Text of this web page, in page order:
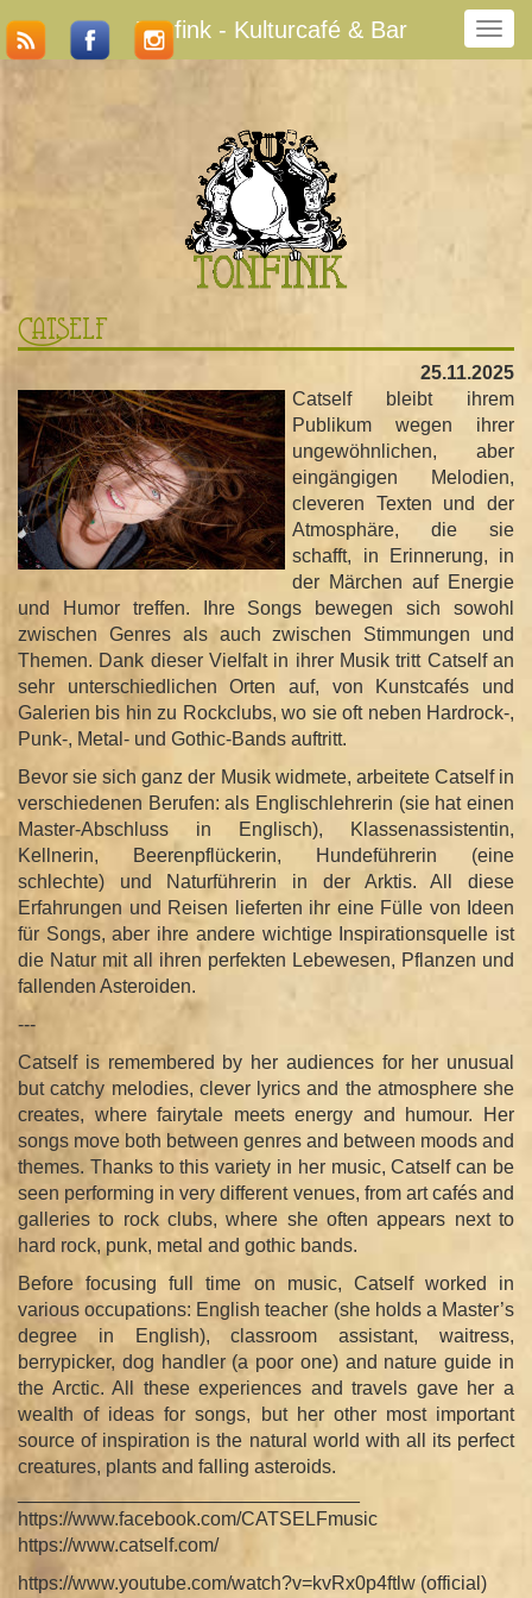
N
a
s
c
h
a
l
t
e
n
Tonfink - Kulturcafé & Bar
Catself
25.11.2025
Catself bleibt ihrem
Publikum wegen ihrer
ungewöhnlichen, aber
eingängigen Melodien,
cleveren Texten und der
Atmosphäre, die sie
schafft, in Erinnerung, in
der Märchen auf Energie
und Humor treffen. Ihre Songs bewegen sich sowohl
zwischen Genres als auch zwischen Stimmungen und
Themen. Dank dieser Vielfalt in ihrer Musik tritt Catself an
sehr unterschiedlichen Orten auf, von Kunstcafés und
Galerien bis hin zu Rockclubs, wo sie oft neben Hardrock-,
Punk-, Metal- und Gothic-Bands auftritt.
Bevor sie sich ganz der Musik widmete, arbeitete Catself in
verschiedenen Berufen: als Englischlehrerin (sie hat einen
Master-Abschluss in Englisch), Klassenassistentin,
Kellnerin, Beerenpflückerin, Hundeführerin (eine
schlechte) und Naturführerin in der Arktis. All diese
Erfahrungen und Reisen lieferten ihr eine Fülle von Ideen
für Songs, aber ihre andere wichtige Inspirationsquelle ist
die Natur mit all ihren perfekten Lebewesen, Pflanzen und
fallenden Asteroiden.
---
Catself is remembered by her audiences for her unusual
but catchy melodies, clever lyrics and the atmosphere she
creates, where fairytale meets energy and humour. Her
songs move both between genres and between moods and
themes. Thanks to this variety in her music, Catself can be
seen performing in very different venues, from art cafés and
galleries to rock clubs, where she often appears next to
hard rock, punk, metal and gothic bands.
Before focusing full time on music, Catself worked in
various occupations: English teacher (she holds a Master’s
degree in English), classroom assistant, waitress,
berrypicker, dog handler (a poor one) and nature guide in
the Arctic. All these experiences and travels gave her a
wealth of ideas for songs, but her other most important
source of inspiration is the natural world with all its perfect
creatures, plants and falling asteroids.
https://www.facebook.com/CATSELFmusic
https://www.catself.com/
https://www.youtube.com/watch?v=kvRx0p4ftlw (official)